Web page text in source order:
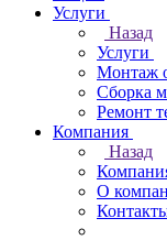
Услуги
Назад
Услуги
Монтаж
Сборка
Ремонт
Компания
Назад
О